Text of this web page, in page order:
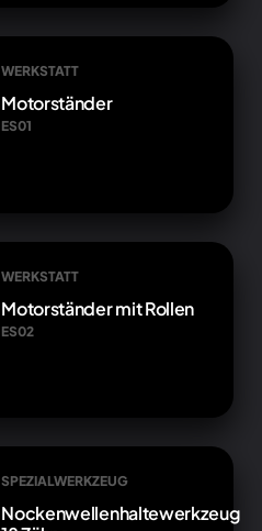
WERKSTATT
Motorständer
ES01
WERKSTATT
Motorständer mit Rollen
ES02
SPEZIALWERKZEUG
Nockenwellenhaltewerkzeug